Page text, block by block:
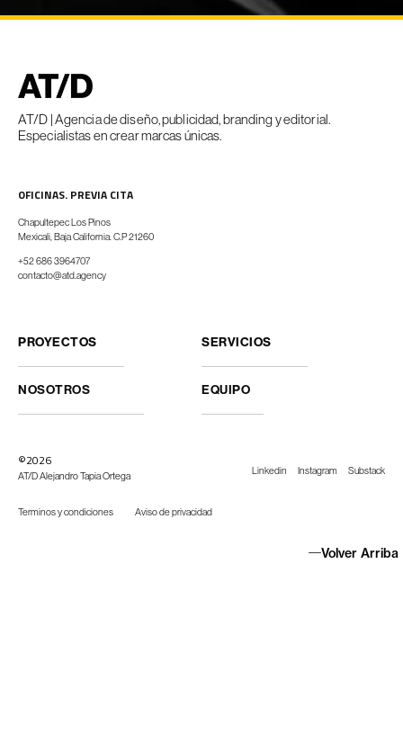
AT/D | Agencia de diseño, publicidad, branding y editorial.
Especialistas en crear marcas únicas.
OFICINAS. PREVIA CITA
Chapultepec Los Pinos
Mexicali, Baja California. C.P 21260
+52 686 3964707
contacto@atd.agency
PROYECTOS SERVICIOS
NOSOTROS EQUIPO
©2026
AT/D Alejandro Tapia Ortega Linkedin Instagram Substack
Terminos y condiciones Aviso de privacidad
Volver Arriba